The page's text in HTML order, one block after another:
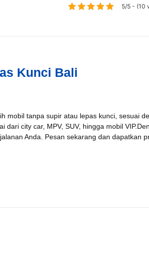
5/5 - (10
Kunci Bali
mobil tanpa supir atau lepas kunci, sesuai
city car, MPV, SUV, hingga mobil
Anda. Pesan sekarang dan dapatkan